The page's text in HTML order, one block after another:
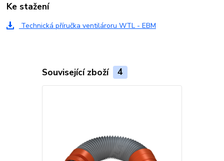
Ke stažení
Technická příručka ventilároru WTL - EBM
Související zboží 4